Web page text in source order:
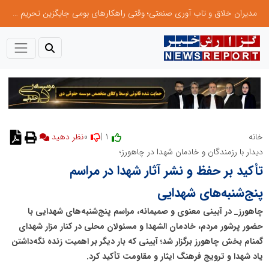
مدیران خلاق و تاب آوری صنعتی؛ وقتی راهکارهای بومی جایگزین تحریم میشود
خانه
نظر دهید
دیدار با رزمندگان و خادمان شهدا در چاهورز؛
تأکید بر حفظ و نشر آثار شهدا در مراسم
پنج‌شنبه‌های شهدایی
چاهورز_ در آیینی معنوی و صمیمانه، مراسم پنج‌شنبه‌های شهدایی با
حضور پرشور مردم، خادمان الشهدا و مسئولان محلی در کنار مزار شهدای
گمنام بخش چاهورز برگزار شد؛ آیینی که بار دیگر بر اهمیت زنده نگه‌داشتن
یاد شهدا و ترویج فرهنگ ایثار و مقاومت تأکید کرد.